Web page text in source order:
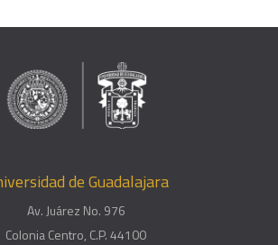
de Guadalajara
Av. Juárez No. 976
Colonia Centro, C.P. 44100